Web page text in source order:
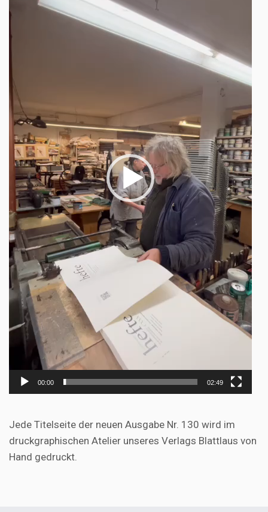
00:00 02:49
Jede Titelseite der neuen Ausgabe Nr. 130 wird im
druckgraphischen Atelier unseres Verlags Blattlaus von
Hand gedruckt.